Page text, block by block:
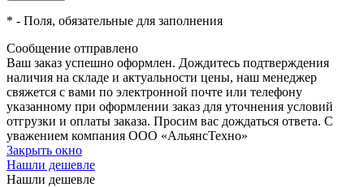
* - Поля, обязательные для заполнения
Сообщение отправлено
Ваш заказ успешно оформлен. Дождитесь подтверждения
наличия на складе и актуальности цены, наш менеджер
свяжется с вами по электронной почте или телефону
указанному при оформлении заказ для уточнения условий
отгрузки и оплаты заказа. Просим вас дождаться ответа. С
уважением компания ООО «АльянсТехно»
Закрыть окно
Нашли дешевле
Нашли дешевле